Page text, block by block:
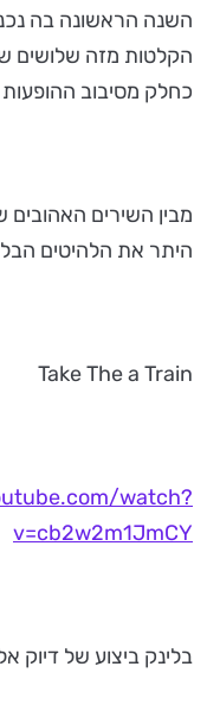
השנה הראשונה בה
הקלטות מזה שלושים
כחלק מסיבוב
מבין השירים האהובים
היתר את הלהיטים
Take The a Train
watch?
v=cb2w2m1JmCY
בלינק ביצוע של דיוק